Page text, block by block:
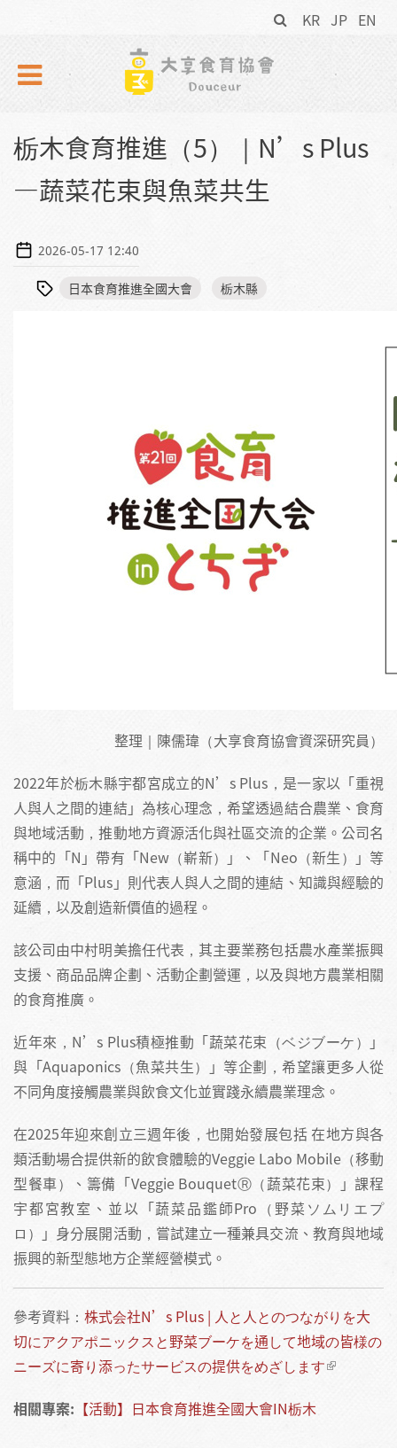
KR JP EN
搜
尋
表
栃木食育推進（5）｜N’s Plus
—蔬菜花束與魚菜共生
2026-05-17 12:40
日本食育推進全國大會 栃木縣
整理｜陳儒瑋（大享食育協會資深研究員）
2022年於栃木縣宇都宮成立的N’s Plus，是一家以「重視
人與人之間的連結」為核心理念，希望透過結合農業、食育
與地域活動，推動地方資源活化與社區交流的企業。公司名
稱中的「N」帶有「New（嶄新）」、「Neo（新生）」等
意涵，而「Plus」則代表人與人之間的連結、知識與經驗的
延續，以及創造新價值的過程。
該公司由中村明美擔任代表，其主要業務包括農水產業振興
支援、商品品牌企劃、活動企劃營運，以及與地方農業相關
的食育推廣。
近年來，N’s Plus積極推動「蔬菜花束（ベジブーケ）」
與「Aquaponics（魚菜共生）」等企劃，希望讓更多人從
不同角度接觸農業與飲食文化並實踐永續農業理念。
在2025年迎來創立三週年後，也開始發展包括 在地方與各
類活動場合提供新的飲食體驗的Veggie Labo Mobile（移動
型餐車）、籌備「Veggie BouquetⓇ（蔬菜花束）」課程
宇都宮教室、並以「蔬菜品鑑師Pro（野菜ソムリエプ
ロ）」身分展開活動，嘗試建立一種兼具交流、教育與地域
振興的新型態地方企業經營模式。
參考資料： 株式会社N’s Plus | 人と人とのつながりを大
切にアクアポニックスと野菜ブーケを通して地域の皆様の
ニーズに寄り添ったサービスの提供をめざします
相關專案: 【活動】日本食育推進全國大會IN栃木